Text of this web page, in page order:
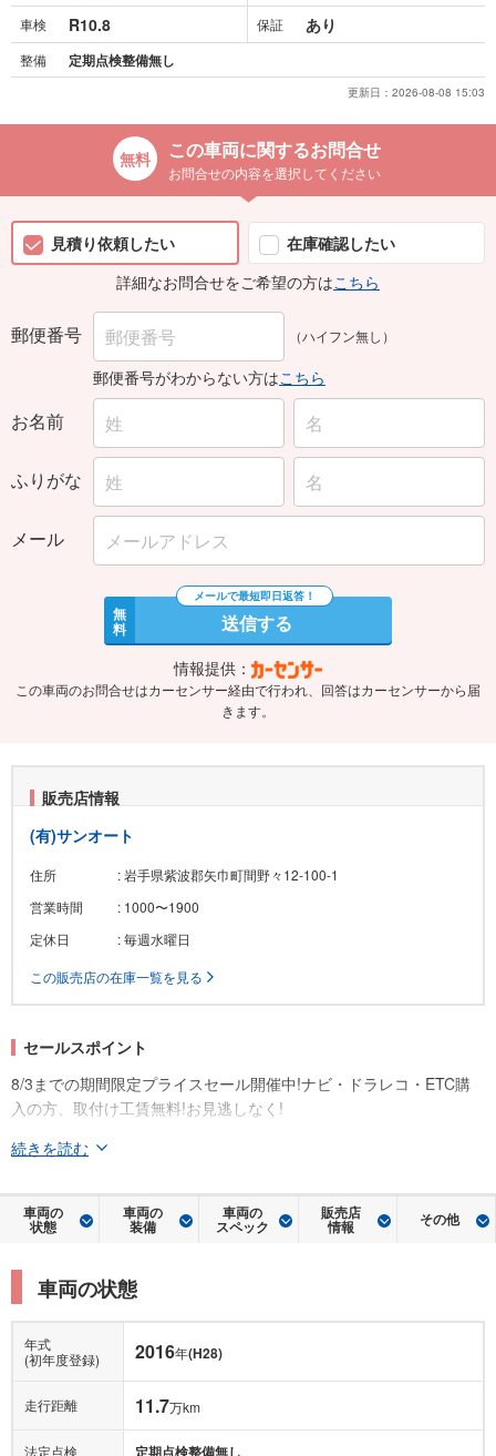
車検 R10.8 保証 あり
整備 定期点検整備無し
更新日： 2026-08-08 15:03
この車両に関するお問合せ
お問合せの内容を選択してください
見積り依頼したい
在庫確認したい
詳細なお問合せをご希望の方はこちら
郵便番号 （ハイフン無し）
郵便番号がわからない方はこちら
お名前
ふりがな
メール
無
料 送信する
情報提供：
この車両のお問合せはカーセンサー経由で行われ、回答はカーセンサーから届
きます。
販売店情報
(有)サンオート
住所
: 岩手県紫波郡矢巾町間野々12-100-1
営業時間
: 1000〜1900
定休日
: 毎週水曜日
この販売店の在庫一覧を見る
セールスポイント
8/3までの期間限定プライスセール開催中!ナビ・ドラレコ・ETC購
入の方、取付け工賃無料!お見逃しなく!
続きを読む
車両の
状態
車両の
装備
車両の
スペック
販売店
情報 その他
車両の状態
年式
(初年度登録)
2016年(H28)
走行距離 11.7万km
法定点検 定期点検整備無し